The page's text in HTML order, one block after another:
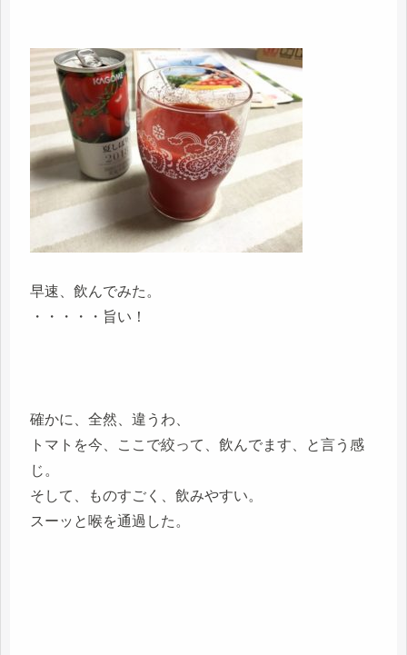
早速、飲んでみた。
・・・・・旨い！
確かに、全然、違うわ、
トマトを今、ここで絞って、飲んでます、と言う感
じ。
そして、ものすごく、飲みやすい。
スーッと喉を通過した。